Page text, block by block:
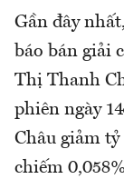
Gần đây
báo bán giải
Thị Thanh
phiên ngày
Châu giảm tỷ
chiếm